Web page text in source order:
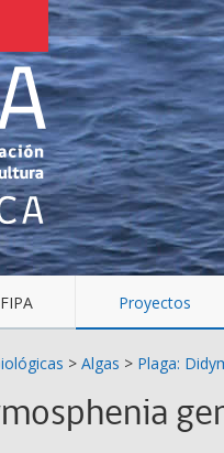
FIPA Proyectos
> Algas > Plaga: